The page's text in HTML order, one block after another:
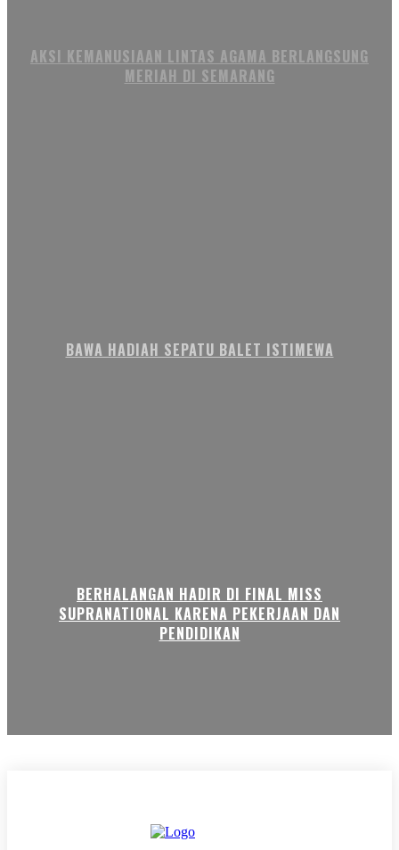
AKSI KEMANUSIAAN LINTAS AGAMA BERLANGSUNG
MERIAH DI SEMARANG
BAWA HADIAH SEPATU BALET ISTIMEWA
BERHALANGAN HADIR DI FINAL MISS
SUPRANATIONAL KARENA PEKERJAAN DAN
PENDIDIKAN